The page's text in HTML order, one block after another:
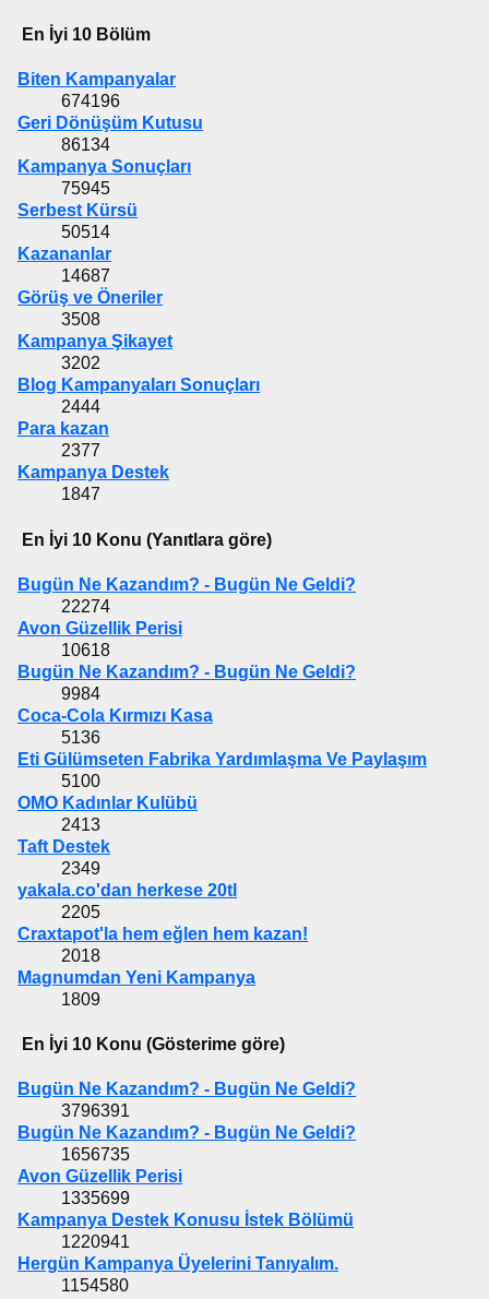
En İyi 10 Bölüm
Biten Kampanyalar
674196
Geri Dönüşüm Kutusu
86134
Kampanya Sonuçları
75945
Serbest Kürsü
50514
Kazananlar
14687
Görüş ve Öneriler
3508
Kampanya Şikayet
3202
Blog Kampanyaları Sonuçları
2444
Para kazan
2377
Kampanya Destek
1847
En İyi 10 Konu (Yanıtlara göre)
Bugün Ne Kazandım? - Bugün Ne Geldi?
22274
Avon Güzellik Perisi
10618
Bugün Ne Kazandım? - Bugün Ne Geldi?
9984
Coca-Cola Kırmızı Kasa
5136
Eti Gülümseten Fabrika Yardımlaşma Ve Paylaşım
5100
OMO Kadınlar Kulübü
2413
Taft Destek
2349
yakala.co'dan herkese 20tl
2205
Craxtapot'la hem eğlen hem kazan!
2018
Magnumdan Yeni Kampanya
1809
En İyi 10 Konu (Gösterime göre)
Bugün Ne Kazandım? - Bugün Ne Geldi?
3796391
Bugün Ne Kazandım? - Bugün Ne Geldi?
1656735
Avon Güzellik Perisi
1335699
Kampanya Destek Konusu İstek Bölümü
1220941
Hergün Kampanya Üyelerini Tanıyalım.
1154580